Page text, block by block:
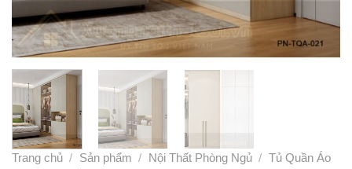
Trang chủ / Sản phẩm / Nội Thất Phòng Ngủ / Tủ Quần Áo